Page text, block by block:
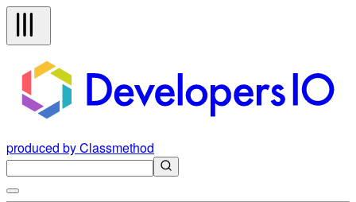
produced by Classmethod